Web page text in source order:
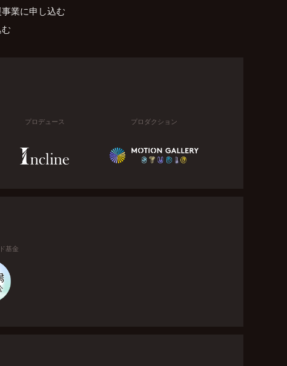
業に申し込む
プロデュース プロダクション
基金